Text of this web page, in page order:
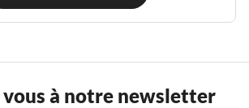
à notre newsletter